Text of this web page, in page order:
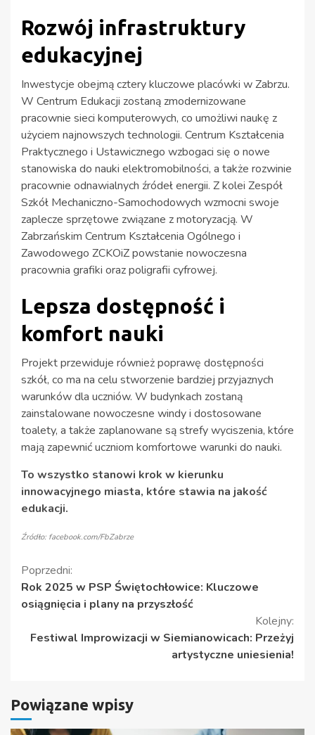
Rozwój infrastruktury
edukacyjnej
Inwestycje obejmą cztery kluczowe placówki w Zabrzu.
W Centrum Edukacji zostaną zmodernizowane
pracownie sieci komputerowych, co umożliwi naukę z
użyciem najnowszych technologii. Centrum Kształcenia
Praktycznego i Ustawicznego wzbogaci się o nowe
stanowiska do nauki elektromobilności, a także rozwinie
pracownie odnawialnych źródeł energii. Z kolei Zespół
Szkół Mechaniczno-Samochodowych wzmocni swoje
zaplecze sprzętowe związane z motoryzacją. W
Zabrzańskim Centrum Kształcenia Ogólnego i
Zawodowego ZCKOiZ powstanie nowoczesna
pracownia grafiki oraz poligrafii cyfrowej.
Lepsza dostępność i
komfort nauki
Projekt przewiduje również poprawę dostępności
szkół, co ma na celu stworzenie bardziej przyjaznych
warunków dla uczniów. W budynkach zostaną
zainstalowane nowoczesne windy i dostosowane
toalety, a także zaplanowane są strefy wyciszenia, które
mają zapewnić uczniom komfortowe warunki do nauki.
To wszystko stanowi krok w kierunku
innowacyjnego miasta, które stawia na jakość
edukacji.
Źródło: facebook.com/FbZabrze
Kontynuuj
czytanie
Poprzedni:
Rok 2025 w PSP Świętochłowice: Kluczowe
osiągnięcia i plany na przyszłość
Kolejny:
Festiwal Improwizacji w Siemianowicach: Przeżyj
artystyczne uniesienia!
Powiązane wpisy